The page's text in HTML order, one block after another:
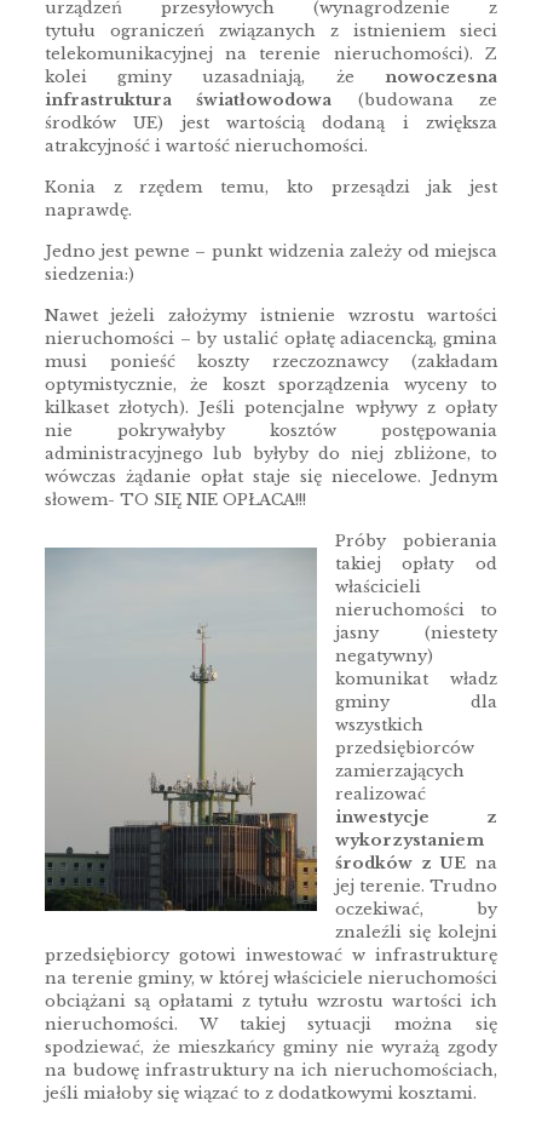
urządzeń przesyłowych (wynagrodzenie z
tytułu ograniczeń związanych z istnieniem sieci
telekomunikacyjnej na terenie nieruchomości). Z
kolei gminy uzasadniają, że nowoczesna
infrastruktura światłowodowa (budowana ze
środków UE) jest wartością dodaną i zwiększa
atrakcyjność i wartość nieruchomości.
Konia z rzędem temu, kto przesądzi jak jest
naprawdę.
Jedno jest pewne – punkt widzenia zależy od miejsca
siedzenia:)
Nawet jeżeli założymy istnienie wzrostu wartości
nieruchomości – by ustalić opłatę adiacencką, gmina
musi ponieść koszty rzeczoznawcy (zakładam
optymistycznie, że koszt sporządzenia wyceny to
kilkaset złotych). Jeśli potencjalne wpływy z opłaty
nie pokrywałyby kosztów postępowania
administracyjnego lub byłyby do niej zbliżone, to
wówczas żądanie opłat staje się niecelowe. Jednym
słowem- TO SIĘ NIE OPŁACA!!!
Próby pobierania
takiej opłaty od
właścicieli
nieruchomości to
jasny (niestety
negatywny)
komunikat władz
gminy dla
wszystkich
przedsiębiorców
zamierzających
realizować
inwestycje z
wykorzystaniem
środków z UE na
jej terenie. Trudno
oczekiwać, by
znaleźli się kolejni
przedsiębiorcy gotowi inwestować w infrastrukturę
na terenie gminy, w której właściciele nieruchomości
obciążani są opłatami z tytułu wzrostu wartości ich
nieruchomości. W takiej sytuacji można się
spodziewać, że mieszkańcy gminy nie wyrażą zgody
na budowę infrastruktury na ich nieruchomościach,
jeśli miałoby się wiązać to z dodatkowymi kosztami.